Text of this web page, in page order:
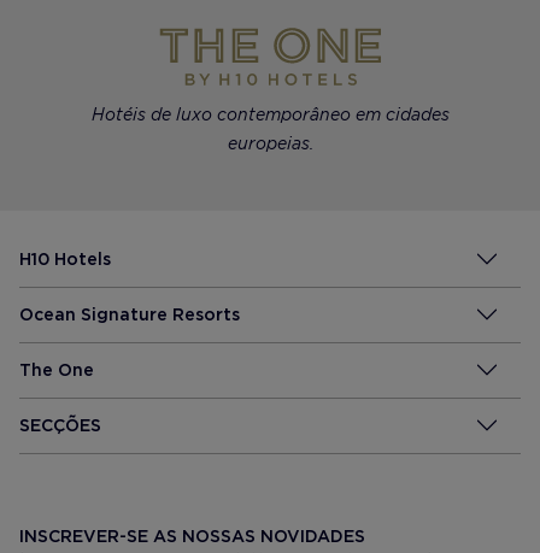
Hotéis de luxo contemporâneo em cidades
europeias.
H10 Hotels
Ocean Signature Resorts
The One
SECÇÕES
INSCREVER-SE AS NOSSAS NOVIDADES